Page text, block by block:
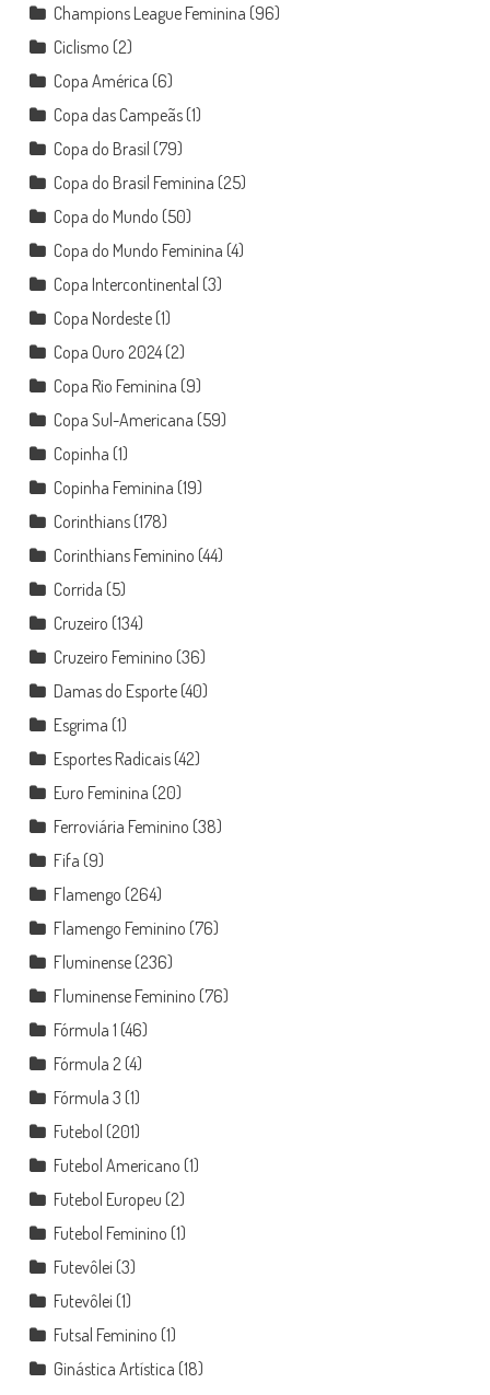
Champions League Feminina (96)
Ciclismo (2)
Copa América (6)
Copa das Campeãs(1)
Copa do Brasil (79)
Copa do Brasil Feminina (25)
Copa do Mundo (50)
Copa do Mundo Feminina (4)
Copa Intercontinental (3)
Copa Nordeste(1)
Copa Ouro 2024(2)
Copa Rio Feminina (9)
Copa Sul-Americana (59)
Copinha (1)
Copinha Feminina (19)
Corinthians(178)
Corinthians Feminino (44)
Corrida (5)
Cruzeiro (134)
Cruzeiro Feminino (36)
Damas do Esporte(40)
Esgrima (1)
Esportes Radicais(42)
Euro Feminina (20)
Ferroviária Feminino (38)
Fifa (9)
Flamengo (264)
Flamengo Feminino (76)
Fluminense(236)
Fluminense Feminino (76)
Fórmula 1 (46)
Fórmula 2 (4)
Fórmula 3 (1)
Futebol (201)
Futebol Americano (1)
Futebol Europeu (2)
Futebol Feminino (1)
Futevôlei (3)
Futevôlei (1)
Futsal Feminino (1)
Ginástica Artística (18)